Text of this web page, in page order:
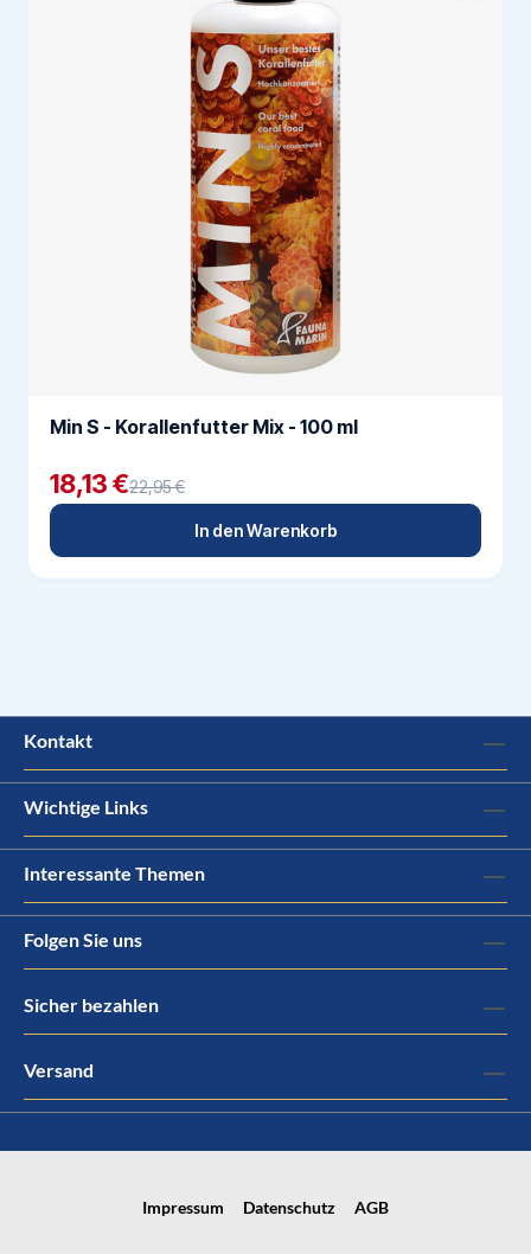
Min S - Korallenfutter Mix - 100 ml
18,13 €22,95 €
In den Warenkorb
Kontakt
Wichtige Links
Interessante Themen
Folgen Sie uns
Sicher bezahlen
Versand
Impressum Datenschutz AGB